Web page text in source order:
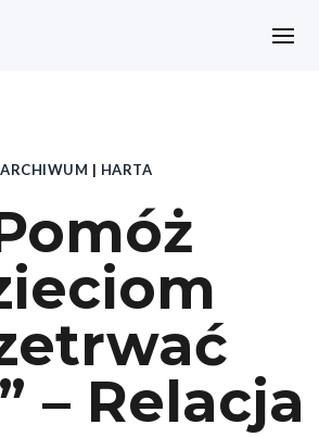
ARCHIWUM | HARTA
– Relacja